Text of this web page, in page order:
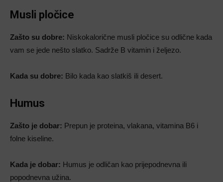
Musli pločice
Zašto su dobre: Niskokalorične musli pločice su odlične kada
vam se jede nešto slatko. Sadrže B vitamin i željezo.
Kada su dobre: Bilo kada kao slatkiš ili desert.
Humus
Zašto je dobar: Prepun je proteina, vlakana, vitamina B6 i
folne kiseline.
Kada je dobar: Humus je odličan kao prijepodnevna ili
popodnevna užina.